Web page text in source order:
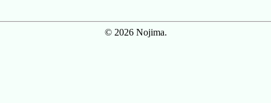
© 2026 Nojima.